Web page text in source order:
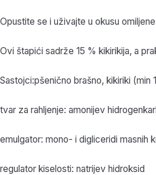
Opustite se i uživajte u okusu
Ovi štapići sadrže 15 % kikirikija, a
Sastojci:pšenično brašno, kikiriki (min
tvar za rahljenje: amonijev
emulgator: mono- i digliceridi masnih
regulator kiselosti: natrijev hidroksid